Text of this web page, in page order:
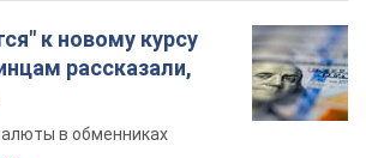
к новому курсу
рассказали,
в обменниках